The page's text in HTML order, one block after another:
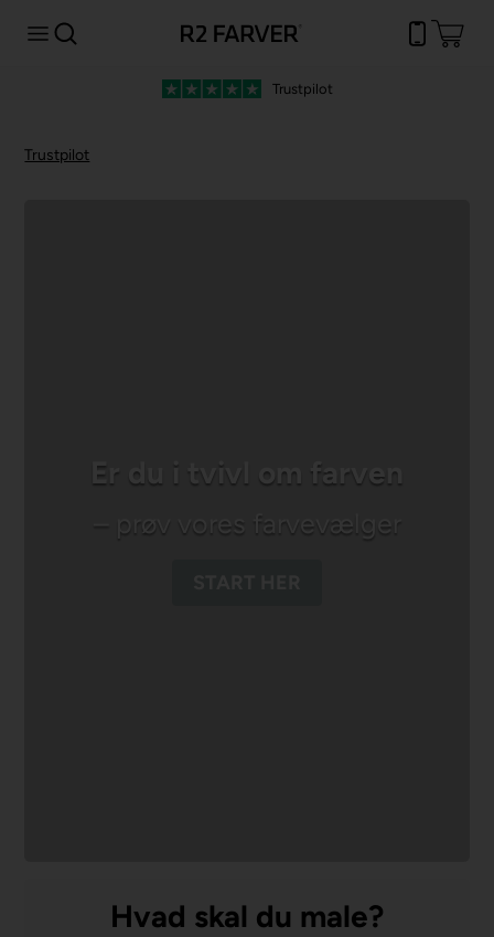
Trustpilot
Trustpilot
Er du i tvivl om farven
– prøv vores farvevælger
Hvad skal du male?